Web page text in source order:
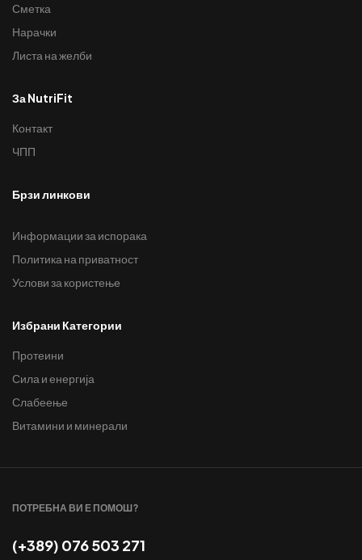
Сметка
Нарачки
Листа на желби
За NutriFit
Контакт
ЧПП
Брзи линкови
Информации за испорака
Политика на приватност
Услови за користење
Избрани Категории
Протеини
Сила и енергија
Слабеење
Витамини и минерали
ПОТРЕБНА ВИ Е ПОМОШ?
(+389) 076 503 271